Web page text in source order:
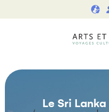
Le Sri